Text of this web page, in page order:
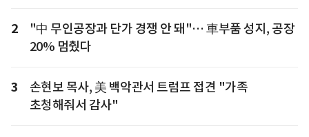
2
"中 무인공장과 단가 경쟁 안 돼"… 車부품 성지, 공장
20% 멈췄다
3
손현보 목사, 美 백악관서 트럼프 접견 "가족
초청해줘서 감사"